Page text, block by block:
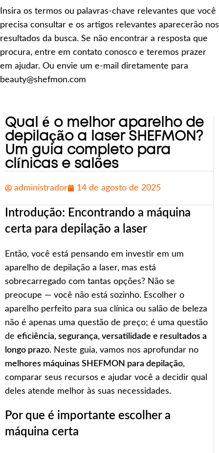
Insira os termos ou palavras-chave relevantes que você
precisa consultar e os artigos relevantes aparecerão nos
resultados da busca. Se não encontrar a resposta que
procura, entre em contato conosco e teremos prazer
em ajudar. Ou envie um e-mail diretamente para
beauty@shefmon.com
Qual é o melhor aparelho de
depilação a laser SHEFMON?
Um guia completo para
clínicas e salões
administrador 14 de agosto de 2025
Introdução: Encontrando a máquina
certa para depilação a laser
Então, você está pensando em investir em um
aparelho de depilação a laser, mas está
sobrecarregado com tantas opções? Não se
preocupe — você não está sozinho. Escolher o
aparelho perfeito para sua clínica ou salão de beleza
não é apenas uma questão de preço; é uma questão
de eficiência, segurança, versatilidade e resultados a
longo prazo. Neste guia, vamos nos aprofundar no
melhores máquinas SHEFMON para depilação,
comparar seus recursos e ajudar você a decidir qual
deles atende melhor às suas necessidades.
Por que é importante escolher a
máquina certa